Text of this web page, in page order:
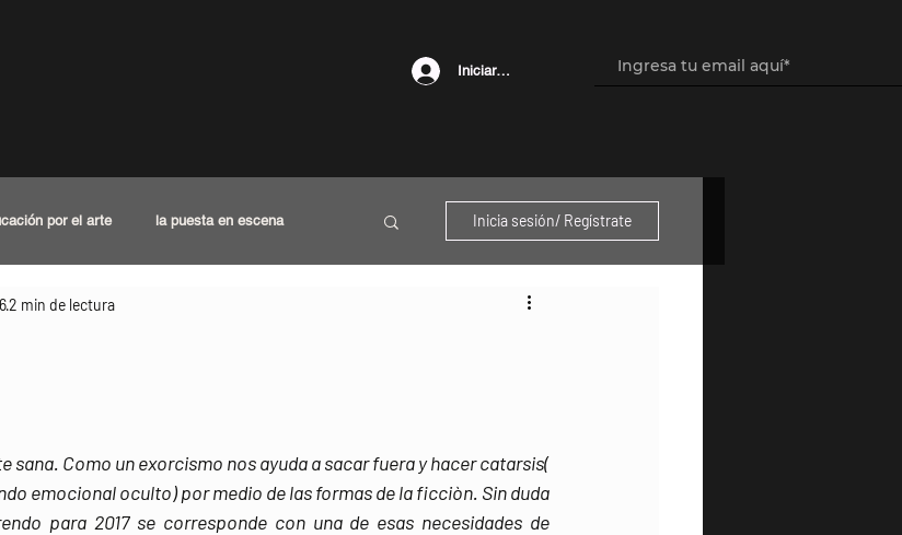
Iniciar sesión
por el arte la puesta en escena
radio actitud profesional
Inicia sesión/ Regístrate
2 min de lectura
sana. Como un exorcismo nos ayuda a sacar fuera y hacer catarsis(
emocional oculto) por medio de las formas de la ficciòn. Sin duda
para 2017 se corresponde con una de esas necesidades de